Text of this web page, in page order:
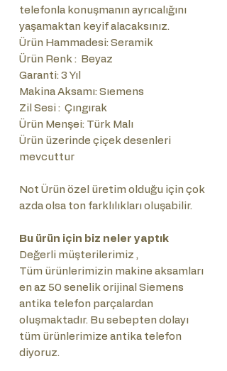
telefonla konuşmanın ayrıcalığını
yaşamaktan keyif alacaksınız.
Ürün Hammadesi: Seramik
Ürün Renk : Beyaz
Garanti: 3 Yıl
Makina Aksamı: Sıemens
Zil Sesi : Çıngırak
Ürün Menşei: Türk Malı
Ürün üzerinde çiçek desenleri
mevcuttur
Not Ürün özel üretim olduğu için çok
azda olsa ton farklılıkları oluşabilir.
Bu ürün için biz neler yaptık
Değerli müşterilerimiz ,
Tüm ürünlerimizin makine aksamları
en az 50 senelik orijinal Siemens
antika telefon parçalardan
oluşmaktadır. Bu sebepten dolayı
tüm ürünlerimize antika telefon
diyoruz.